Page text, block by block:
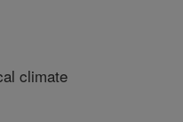
climate